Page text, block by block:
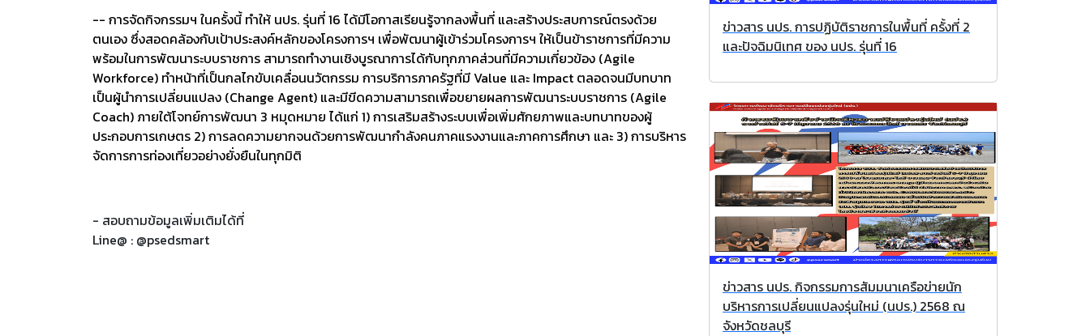
-- การจัดกิจกรรมฯ ในครั้งนี้ ทำให้ นปร. รุ่นที่ 16 ได้มีโอกาสเรียนรู้จากลงพื้นที่ และสร้างประสบการณ์ตรงด้วย
ตนเอง ซึ่งสอดคล้องกับเป้าประสงค์หลักของโครงการฯ เพื่อพัฒนาผู้เข้าร่วมโครงการฯ ให้เป็นข้าราชการที่มีความ
พร้อมในการพัฒนาระบบราชการ สามารถทำงานเชิงบูรณาการได้กับทุกภาคส่วนที่มีความเกี่ยวข้อง (Agile
Workforce) ทำหน้าที่เป็นกลไกขับเคลื่อนนวัตกรรม การบริการภาครัฐที่มี Value และ Impact ตลอดจนมีบทบาท
เป็นผู้นำการเปลี่ยนแปลง (Change Agent) และมีขีดความสามารถเพื่อขยายผลการพัฒนาระบบราชการ (Agile
Coach) ภายใต้โจทย์การพัฒนา 3 หมุดหมาย ได้แก่ 1) การเสริมสร้างระบบเพื่อเพิ่มศักยภาพและบทบาทของผู้
ประกอบการเกษตร 2) การลดความยากจนด้วยการพัฒนากำลังคนภาคแรงงานและภาคการศึกษา และ 3) การบริหาร
จัดการการท่องเที่ยวอย่างยั่งยืนในทุกมิติ
- สอบถามข้อมูลเพิ่มเติมได้ที่
Line@ : @psedsmart
ข่าวสาร นปร. การปฏิบัติราชการในพื้นที่ ครั้งที่ 2
และปัจฉิมนิเทศ ของ นปร. รุ่นที่ 16
ข่าวสาร นปร. กิจกรรมการสัมมนาเครือข่ายนัก
บริหารการเปลี่ยนแปลงรุ่นใหม่ (นปร.) 2568 ณ
จังหวัดชลบุรี